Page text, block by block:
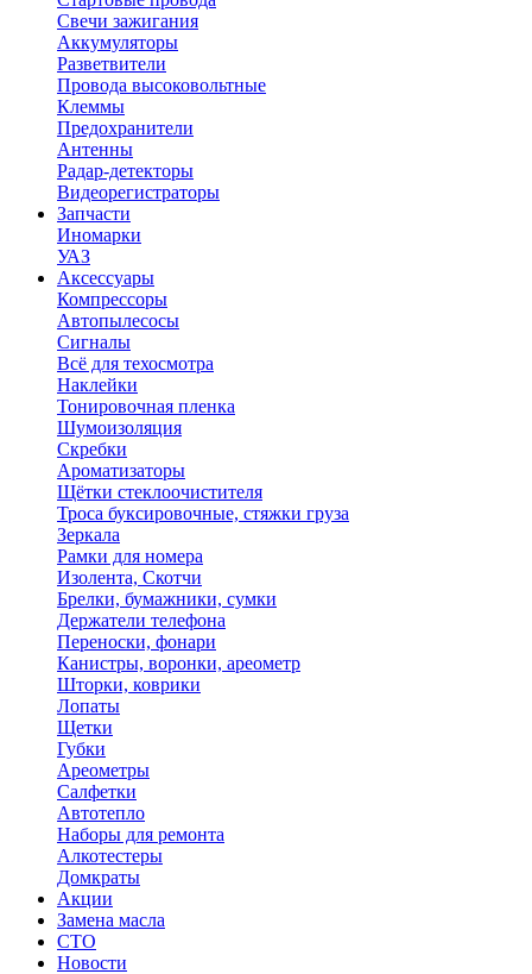
Свечи зажигания
Аккумуляторы
Разветвители
Провода высоковольтные
Клеммы
Предохранители
Антенны
Радар-детекторы
Видеорегистраторы
Запчасти
Иномарки
УАЗ
Аксесcуары
Компрессоры
Автопылесосы
Сигналы
Всё для техосмотра
Наклейки
Тонировочная пленка
Шумоизоляция
Скребки
Ароматизаторы
Щётки стеклоочистителя
Троса буксировочные, стяжки груза
Зеркала
Рамки для номера
Изолента, Скотчи
Брелки, бумажники, сумки
Держатели телефона
Переноски, фонари
Канистры, воронки, ареометр
Шторки, коврики
Лопаты
Щетки
Губки
Ареометры
Салфетки
Автотепло
Наборы для ремонта
Алкотестеры
Домкраты
Акции
Замена масла
СТО
Новости